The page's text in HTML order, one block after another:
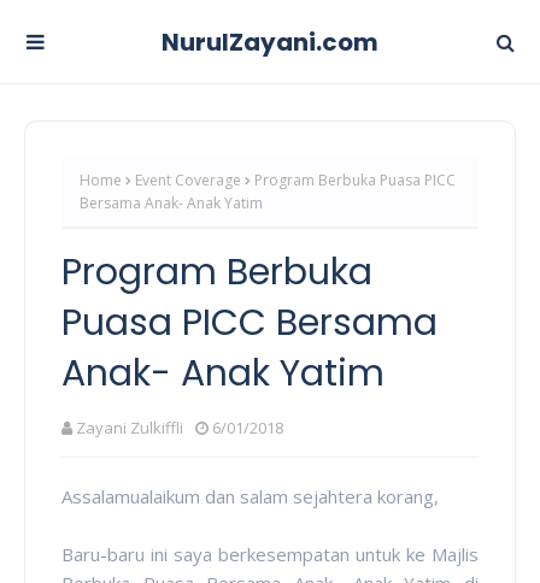
NurulZayani.com
Home Event Coverage
Program Berbuka Puasa PICC
Bersama Anak- Anak Yatim
Program Berbuka
Puasa PICC Bersama
Anak- Anak Yatim
Zayani Zulkiffli 6/01/2018
Assalamualaikum dan salam sejahtera korang,
Baru-baru ini saya berkesempatan untuk ke Majlis